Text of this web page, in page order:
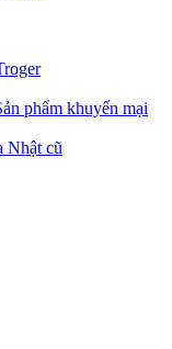
phẩm khuyến mại
Nhật cũ